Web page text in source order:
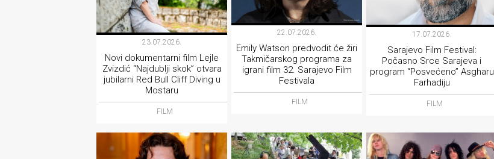
23.07.2026.
Novi dokumentarni film Lejle
Zvizdić “Najdublji skok” otvara
jubilarni Red Bull Cliff Diving u
Mostaru
FILM
22.07.2026.
Emily Watson predvodit će žiri
Takmičarskog programa za
igrani film 32. Sarajevo Film
Festivala
FILM
17.07.2026.
Sarajevo Film Festival:
Počasno Srce Sarajeva i
program “Posvećeno” Asgharu
Farhadiju
FILM